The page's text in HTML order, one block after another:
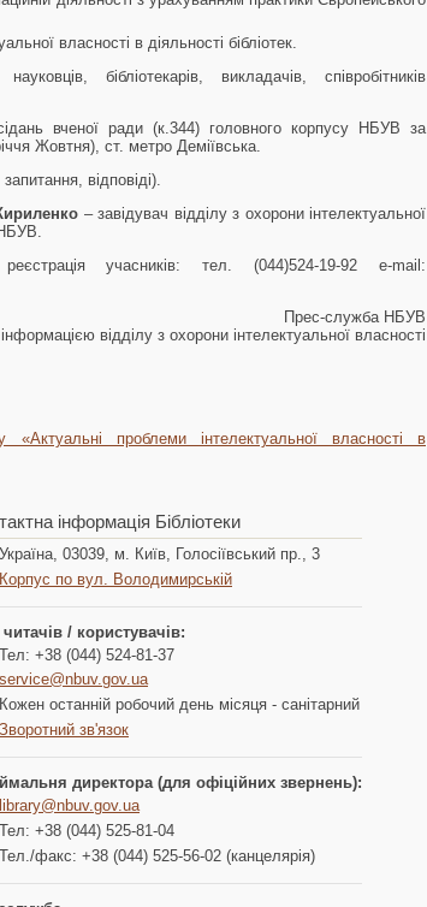
власності в діяльності бібліотек.
бібліотекарів, викладачів, співробітників
вченої ради (к.344) головного корпусу НБУВ за
Жовтня), ст. метро Деміївська.
відповіді).
– завідувач відділу з охорони інтелектуальної
учасників: тел. (044)524-19-92 e-mail:
Прес-служба НБУВ
відділу з охорони інтелектуальної власності
«Актуальні проблеми інтелектуальної власності в
інформація Бібліотеки
Україна, 03039, м. Київ, Голосіївський пр., 3
Корпус по вул. Володимирській
/ користувачів:
Тел: +38 (044) 524-81-37
service@nbuv.gov.ua
Кожен останній робочий день місяця - санітарний
Зворотний зв'язок
директора (для офіційних звернень):
library@nbuv.gov.ua
Тел: +38 (044) 525-81-04
Тел./факс: +38 (044) 525-56-02 (канцелярія)